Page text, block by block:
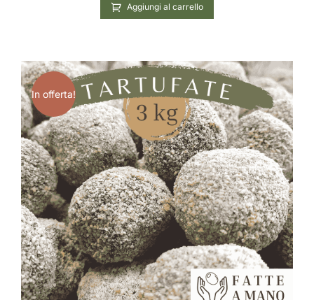
Aggiungi al carrello
In offerta!